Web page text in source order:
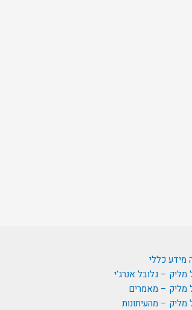
מידע כללי
מליק – גלובל אנרג'י
מליק – מאמרים
מליק – מהעיתונות